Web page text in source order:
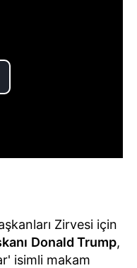
Zirvesi için
Donald Trump,
isimli makam